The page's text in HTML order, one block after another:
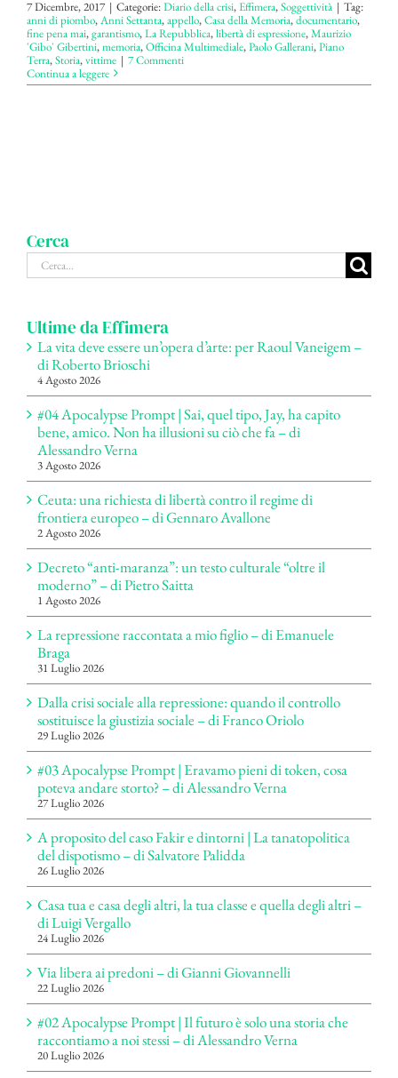
7 Dicembre, 2017 | Categorie:Diario della crisi,Effimera,Soggettività | Tag:
anni di piombo,Anni Settanta,appello,Casa della Memoria,documentario,
fine pena mai,garantismo,La Repubblica,libertà di espressione,Maurizio
'Gibo' Gibertini,memoria,Officina Multimediale,Paolo Gallerani,Piano
Terra,Storia,vittime | 7 Commenti
Continua a leggere
Cerca
Cerca
per:
Ultime da Effimera
La vita deve essere un’opera d’arte: per Raoul Vaneigem –
di Roberto Brioschi
4 Agosto 2026
#04 Apocalypse Prompt | Sai, quel tipo, Jay, ha capito
bene, amico. Non ha illusioni su ciò che fa – di
Alessandro Verna
3 Agosto 2026
Ceuta: una richiesta di libertà contro il regime di
frontiera europeo – di Gennaro Avallone
2 Agosto 2026
Decreto “anti-maranza”: un testo culturale “oltre il
moderno” – di Pietro Saitta
1 Agosto 2026
La repressione raccontata a mio figlio – di Emanuele
Braga
31 Luglio 2026
Dalla crisi sociale alla repressione: quando il controllo
sostituisce la giustizia sociale – di Franco Oriolo
29 Luglio 2026
#03 Apocalypse Prompt | Eravamo pieni di token, cosa
poteva andare storto? – di Alessandro Verna
27 Luglio 2026
A proposito del caso Fakir e dintorni | La tanatopolitica
del dispotismo – di Salvatore Palidda
26 Luglio 2026
Casa tua e casa degli altri, la tua classe e quella degli altri –
di Luigi Vergallo
24 Luglio 2026
Via libera ai predoni – di Gianni Giovannelli
22 Luglio 2026
#02 Apocalypse Prompt | Il futuro è solo una storia che
raccontiamo a noi stessi – di Alessandro Verna
20 Luglio 2026